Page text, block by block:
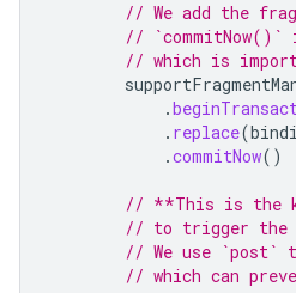
// We add the
//
// which is
.
.replace(
.commitNow
// **This is
// to trigger
// We use
// which can